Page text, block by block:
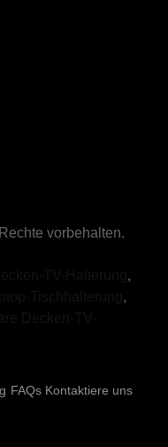
vorbehalten.
,
,
FAQs Kontaktiere uns